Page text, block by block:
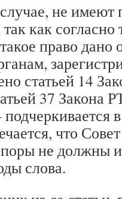
не имеют
как
право
статьей 14
37 Закона
что
не должны
слова.